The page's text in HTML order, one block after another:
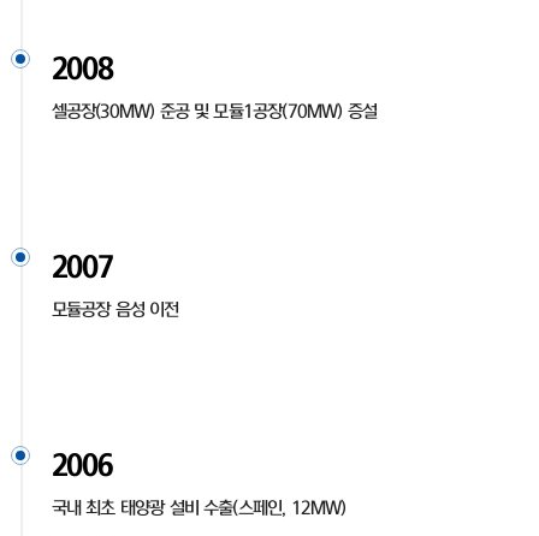
2008
셀공장(30MW) 준공 및 모듈1공장(70MW) 증설
2007
모듈공장 음성 이전
2006
국내 최초 태양광 설비 수출(스페인, 12MW)